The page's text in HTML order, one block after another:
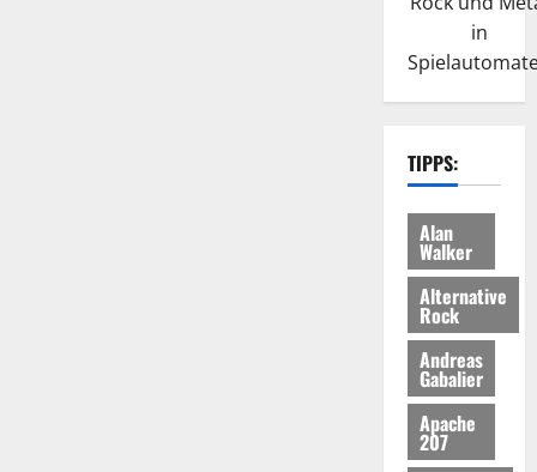
in
TIPPS:
Alan
Walker
Alternative
Rock
Andreas
Gabalier
Apache
207